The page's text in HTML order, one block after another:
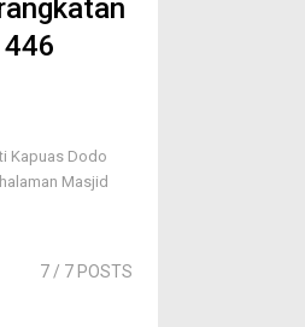
Kapuas Dodo
Masjid
7/ 7 POSTS